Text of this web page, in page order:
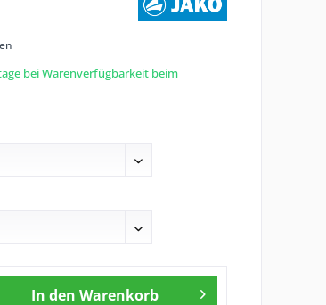
bei Warenverfügbarkeit beim
In den Warenkorb